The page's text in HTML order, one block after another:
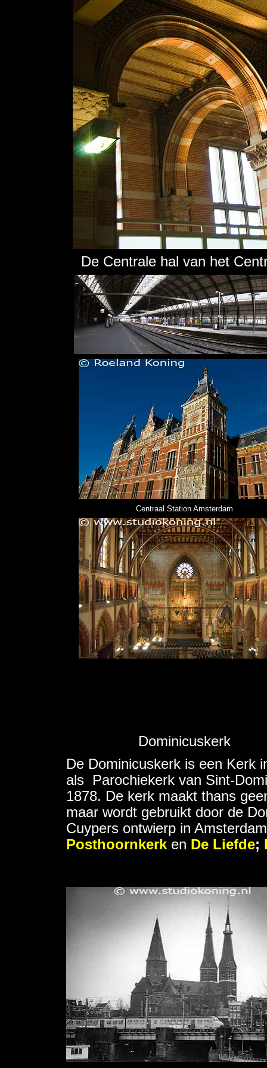
De Centrale hal van het
Centraal Station Amsterdam
Dominicuskerk
De Dominicuskerk is een Kerk
als Parochiekerk van Sint-
1878. De kerk maakt thans
maar wordt gebruikt door de
Cuypers ontwierp in
Posthoornkerk en De Liefde;